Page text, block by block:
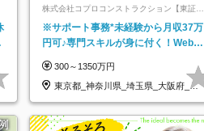
株式会社コプロコンストラクション【東証プ
ライム上場コプロ・ホールディングス子会
社】
※サポート事務*未経験から月収37万
円可♪専門スキルが身に付く！Web面
300～1350万円
東京都_神奈川県_埼玉県_大阪府_愛
知県…